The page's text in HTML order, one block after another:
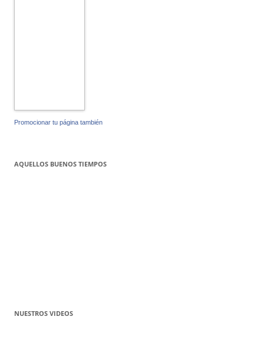
Promocionar tu página también
AQUELLOS BUENOS TIEMPOS
NUESTROS VIDEOS